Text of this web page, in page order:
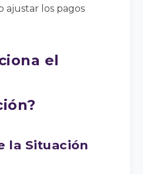
ajustar los pagos
el
la Situación